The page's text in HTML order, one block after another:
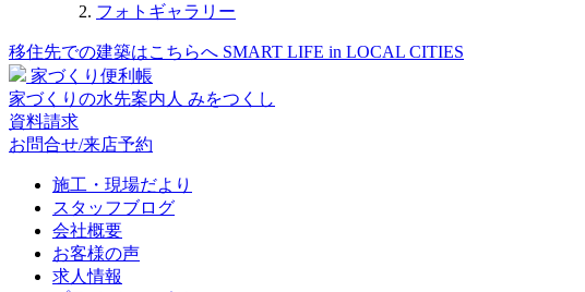
フォトギャラリー
移住先での建築はこちらへ SMART LIFE in LOCAL CITIES
家づくり便利帳
家づくりの水先案内人 みをつくし
資料請求
お問合せ/来店予約
施工・現場だより
スタッフブログ
会社概要
お客様の声
求人情報